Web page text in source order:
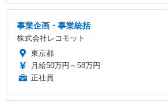
事業企画・事業統括
株式会社レコモット
東京都
月給50万円～58万円
正社員